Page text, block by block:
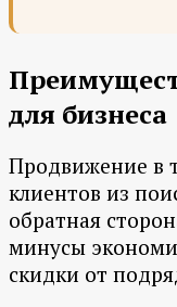
для бизнеса
Продвижение в
клиентов из
обратная
минусы
скидки от